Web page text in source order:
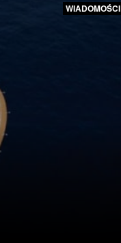
WIADOMOŚCI